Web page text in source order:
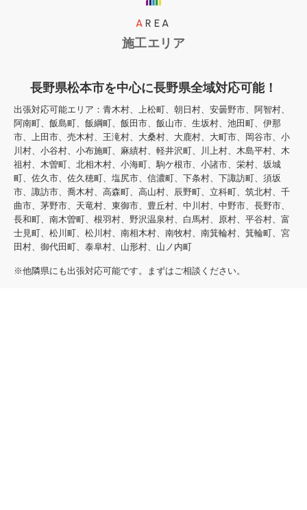
AREA
施工エリア
長野県松本市を中心に長野県全域対応可能！
出張対応可能エリア：青木村、上松町、朝日村、安曇野市、阿智村、
阿南町、飯島町、飯綱町、飯田市、飯山市、生坂村、池田町、伊那
市、上田市、売木村、王滝村、大桑村、大鹿村、大町市、岡谷市、小
川村、小谷村、小布施町、麻績村、軽井沢町、川上村、木島平村、木
祖村、木曽町、北相木村、小海町、駒ケ根市、小諸市、栄村、坂城
町、佐久市、佐久穂町、塩尻市、信濃町、下条村、下諏訪町、須坂
市、諏訪市、喬木村、高森町、高山村、辰野町、立科町、筑北村、千
曲市、茅野市、天竜村、東御市、豊丘村、中川村、中野市、長野市、
長和町、南木曽町、根羽村、野沢温泉村、白馬村、原村、平谷村、富
士見町、松川町、松川村、南相木村、南牧村、南箕輪村、箕輪町、宮
田村、御代田町、泰阜村、山形村、山ノ内町
※他隣県にも出張対応可能です。まずはご相談ください。